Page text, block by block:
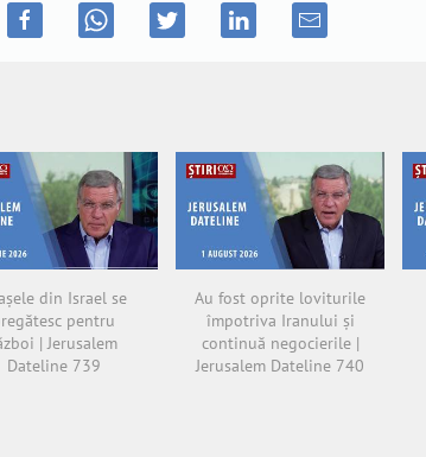
din Israel se
pentru
| Jerusalem
Dateline 739
Au fost oprite loviturile
împotriva Iranului și
continuă negocierile |
Jerusalem Dateline 740